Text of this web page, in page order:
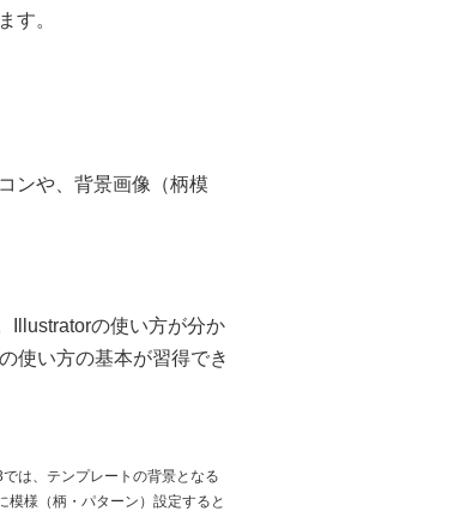
す。
ンや、背景画像（柄模
Illustratorの使い方が分か
使い方の基本が習得でき
では、テンプレートの背景となる
模様（柄・パターン）設定すると